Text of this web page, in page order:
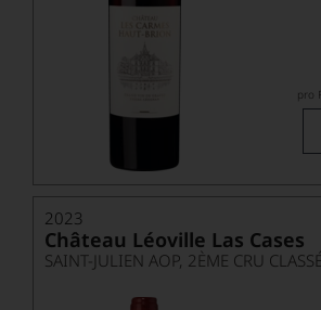
pro
2023
Château Léoville Las Cases
SAINT-JULIEN AOP, 2ÈME CRU CLASSÉ